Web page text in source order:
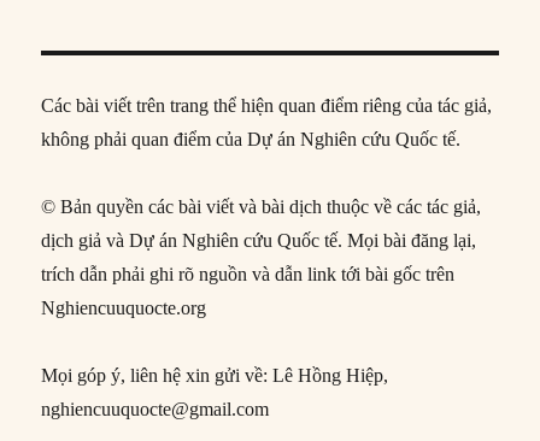
Các bài viết trên trang thể hiện quan điểm riêng của tác giả,
không phải quan điểm của Dự án Nghiên cứu Quốc tế.
© Bản quyền các bài viết và bài dịch thuộc về các tác giả,
dịch giả và Dự án Nghiên cứu Quốc tế. Mọi bài đăng lại,
trích dẫn phải ghi rõ nguồn và dẫn link tới bài gốc trên
Nghiencuuquocte.org
Mọi góp ý, liên hệ xin gửi về: Lê Hồng Hiệp,
nghiencuuquocte@gmail.com